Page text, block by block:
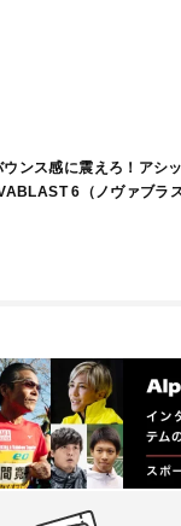
ウンス感に震えろ！アシッ
6（ノヴァブラ